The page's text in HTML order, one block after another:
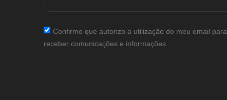
Confirmo que autorizo a utilização do meu email para
receber comunicações e informações